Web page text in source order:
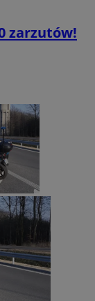
zarzutów!